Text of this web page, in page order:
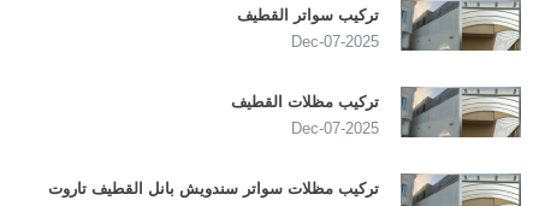
تركيب سواتر القطيف
2025-Dec-07
تركيب مظلات القطيف
2025-Dec-07
تركيب مظلات سواتر سندويش بانل القطيف تاروت